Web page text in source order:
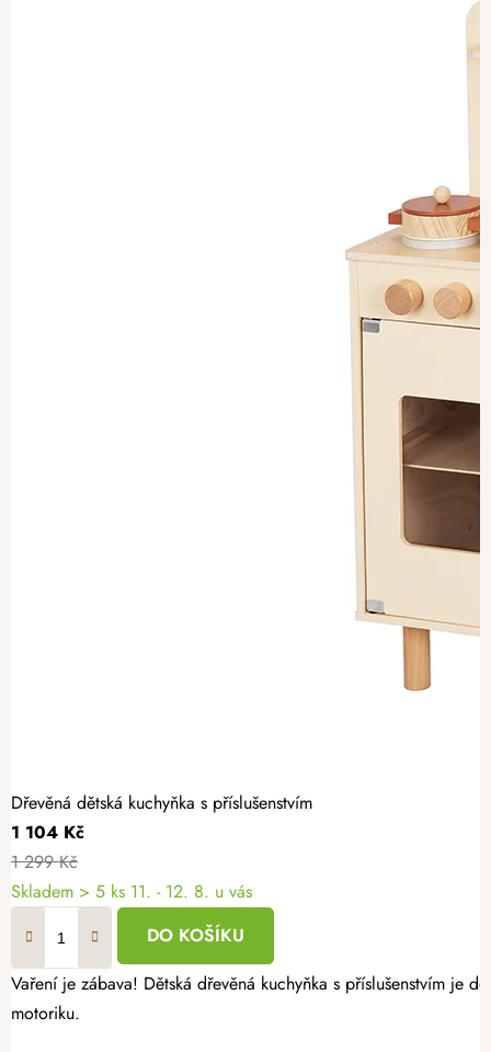
Dřevěná dětská kuchyňka s příslušenstvím
1 104 Kč
1 299 Kč
Skladem > 5 ks 11. - 12. 8. u vás
DO KOŠÍKU
Vaření je zábava! Dětská dřevěná kuchyňka s příslušenstvím je
motoriku.